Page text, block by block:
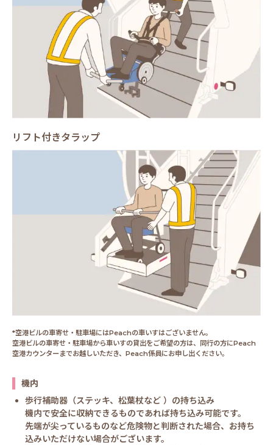
リフト付きタラップ
*空港ビルの車寄せ・駐車場にはPeachの車いすはございません。
空港ビルの車寄せ・駐車場から車いすの貸出をご希望の方は、同行の方にPeach
空港カウンターまでお越しいただき、Peach係員にお申し出ください。
機内
歩行補助器（ステッキ、松葉杖など ）の持ち込み
機内で安全に収納できるものであれば持ち込み可能です。
先端が尖っているものなど危険物と判断された場合、お持ち
込みいただけない場合がございます。